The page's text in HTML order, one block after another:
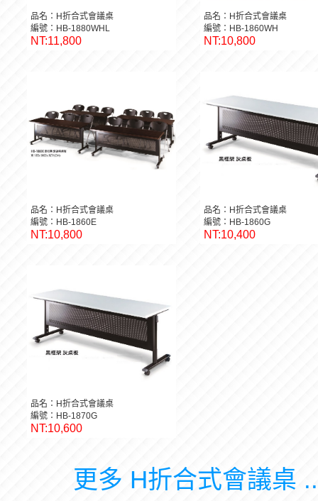
品名：H折合式會議桌
編號：HB-1880WHL
NT:11,800
品名：H折合式會議桌
編號：HB-1860WH
NT:10,800
品名：H折合式會議桌
編號：HB-1860E
NT:10,800
品名：H折合式會議桌
編號：HB-1860G
NT:10,400
品名：H折合式會議桌
編號：HB-1870G
NT:10,600
更多 H折合式會議桌